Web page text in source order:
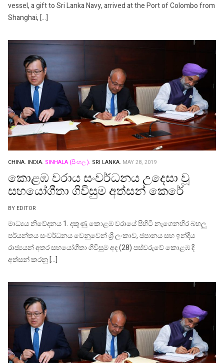
vessel, a gift to Sri Lanka Navy, arrived at the Port of Colombo from
Shanghai, […]
CHINA. INDIA. SINHALA (සිංහල ). SRI LANKA. MAY 28, 2019
කොළඹ වරාය සංවර්ධනය උදෙසා වූ
සහයෝගීතා ගිවිසුම අත්සන් කෙරේ
BY EDITOR
මාධ්‍යය නිවේදනය 1. දකුණු කොළඹ වරායේ පිහිටි නැගෙනහිර බහලු
පර්යන්තය සංවර්ධනය වෙනුවෙන් ශ්‍රී ලංකාව, ජපානය සහ ඉන්දීය
රාජ්‍යයන් අතර සහයෝගීතා ගිවිසුම අද (28) පස්වරුවේ කොළඹ දී
අත්සන් කරනු […]